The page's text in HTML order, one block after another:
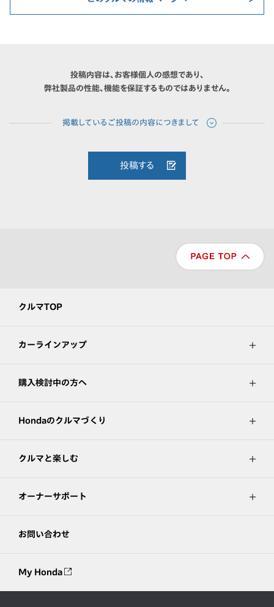
投稿内容は、お客様個人の感想であり、
弊社製品の性能、機能を保証するものではありません。
投稿する
クルマTOP
カーラインアップ
購入検討中の方へ
Hondaのクルマづくり
クルマと楽しむ
オーナーサポート
お問い合わせ
My Honda